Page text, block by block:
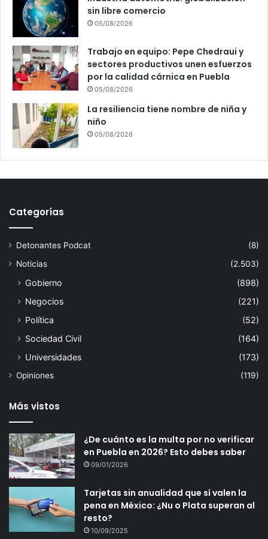
sin libre comercio
05/08/2026
Trabajo en equipo: Pepe Chedraui y
sectores productivos unen esfuerzos
por la calidad cárnica en Puebla
05/08/2026
La resiliencia tiene nombre de niña y
niño
05/08/2026
Categorías
Detonantes Podcat
(8)
Noticias
(2.503)
Gobierno
(898)
Negocios
(221)
Política
(52)
Sociedad Civil
(164)
Universidades
(173)
Opiniones (119)
Más vistos
¿De cuánto es la multa por no verificar
en Puebla en 2026? Esto debes saber
09/01/2026
Tarjetas sin anualidad que sí valen la
pena en México: ¿Nu o Plata superan al
resto?
10/09/2025